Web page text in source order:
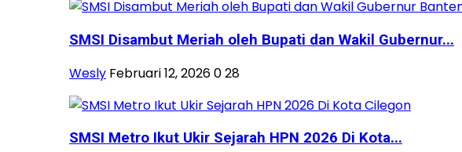
SMSI Disambut Meriah oleh Bupati dan Wakil Gubernur...
Wesly Februari 12, 2026028
SMSI Metro Ikut Ukir Sejarah HPN 2026 Di Kota...